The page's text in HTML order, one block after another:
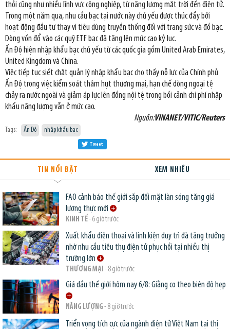
thỏi cũng như nhiều lĩnh vực công nghiệp, từ năng lượng mặt trời đến điện tử.
Trong một năm qua, nhu cầu bạc tại nước này chủ yếu được thúc đẩy bởi
hoạt động đầu tư thay vì tiêu dùng truyền thống đối với trang sức và đồ bạc.
Dòng vốn đổ vào các quỹ ETF bạc đã tăng lên mức cao kỷ lục.
Ấn Độ hiện nhập khẩu bạc chủ yếu từ các quốc gia gồm United Arab Emirates,
United Kingdom và China.
Việc tiếp tục siết chặt quản lý nhập khẩu bạc cho thấy nỗ lực của Chính phủ
Ấn Độ trong việc kiểm soát thâm hụt thương mại, hạn chế dòng ngoại tệ
chảy ra nước ngoài và giảm áp lực lên đồng nội tệ trong bối cảnh chi phí nhập
khẩu năng lượng vẫn ở mức cao.
Nguồn:VINANET/VITIC/Reuters
Tags: Ấn Độ nhập khẩu bạc
Tweet
TIN NỔI BẬT XEM NHIỀU
FAO cảnh báo thế giới sắp đối mặt làn sóng tăng giá
lương thực mới
KINH TẾ- 6 giờ trước
Xuất khẩu điện thoại và linh kiện duy trì đà tăng trưởng
nhờ nhu cầu tiêu thụ điện tử phục hồi tại nhiều thị
trường lớn
THƯƠNG MẠI - 8 giờ trước
Giá dầu thế giới hôm nay 6/8: Giằng co theo biên độ hẹp
NĂNG LƯỢNG - 8 giờ trước
Triển vọng tích cực của ngành điện tử Việt Nam tại thị